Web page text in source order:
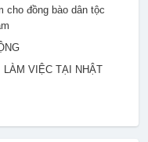
đồng bào dân tộc
VIỆC TẠI NHẬT